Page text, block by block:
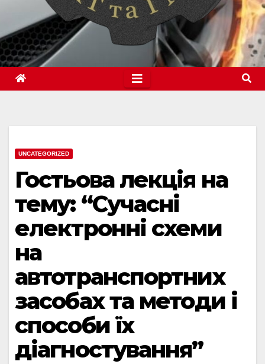
UNCATEGORIZED
Гостьова лекція на
тему: “Сучасні
електронні схеми
на
автотранспортних
засобах та методи і
способи їх
діагностування”